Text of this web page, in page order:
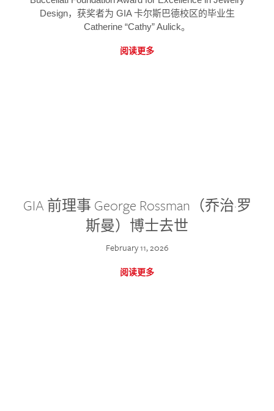
Design，获奖者为 GIA 卡尔斯巴德校区的毕业生
Catherine “Cathy” Aulick。
阅读更多
GIA 前理事 George Rossman（乔治·罗
斯曼）博士去世
February 11, 2026
阅读更多